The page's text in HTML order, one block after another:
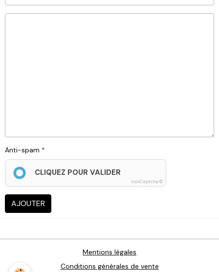
Anti-spam
CLIQUEZ POUR VALIDER
IconCaptcha ©
AJOUTER
Mentions légales
Conditions générales de vente